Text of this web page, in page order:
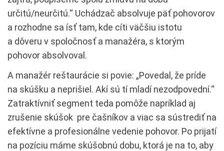
určitú/neurčitú.“ Uchádzač absolvuje päť pohovorov
a rozhodne sa ísť tam, kde cíti väčšiu istotu
a dôveru v spoločnosť a manažéra, s ktorým
pohovor absolvoval.
A manažér reštaurácie si povie: „Povedal, že príde
na skúšku a neprišiel. Akí sú tí mladí nezodpovední.“
Zatraktívniť segment teda pomôže napríklad aj
zrušenie skúšok pre čašníkov a viac sa sústrediť na
efektívne a profesionálne vedenie pohovor. Po prijatí
na pozíciu máme skúšobnú dobu, ktorá je na to, aby